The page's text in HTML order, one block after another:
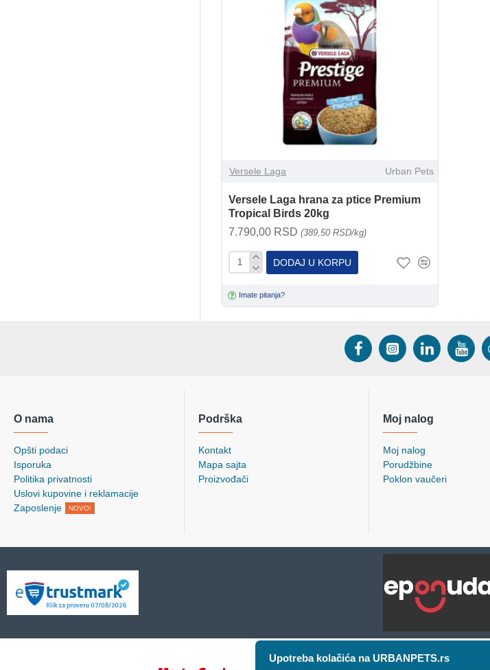
Versele Laga Urban Pets
Versele Laga hrana za ptice Premium
Tropical Birds 20kg
7.790,00 RSD (389,50 RSD/kg)
DODAJ U KORPU
Imate pitanja?
O nama
Opšti podaci
Isporuka
Politika privatnosti
Uslovi kupovine i reklamacije
Zaposlenje
NOVO!
Podrška
Kontakt
Mapa sajta
Proizvođači
Moj nalog
Moj nalog
Porudžbine
Poklon vaučeri
Upotreba kolačića na URBANPETS.rs